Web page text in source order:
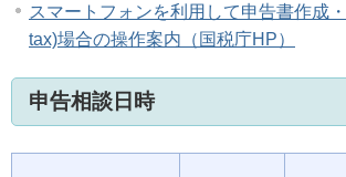
スマートフォンを利用して申告書作成
tax)場合の操作案内（国税庁HP）
申告相談日時